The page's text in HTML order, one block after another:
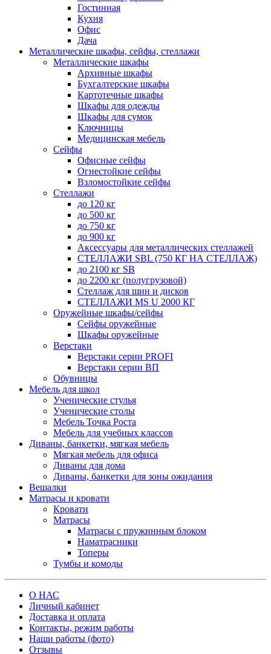
Гостинная
Кухня
Офис
Дача
Металлические шкафы, сейфы, стеллажи
Металлические шкафы
Архивные шкафы
Бухгалтерские шкафы
Картотечные шкафы
Шкафы для одежды
Шкафы для сумок
Ключницы
Медицинская мебель
Сейфы
Офисные сейфы
Огнестойкие сейфы
Взломостойкие сейфы
Стеллажи
до 120 кг
до 500 кг
до 750 кг
до 900 кг
Аксессуары для металлических стеллажей
СТЕЛЛАЖИ SBL (750 КГ НА СТЕЛЛАЖ)
до 2100 кг SB
до 2200 кг (полугрузовой)
Стеллаж для шин и дисков
СТЕЛЛАЖИ MS U 2000 КГ
Оружейные шкафы/сейфы
Сейфы оружейные
Шкафы оружейные
Верстаки
Верстаки серии PROFI
Верстаки серии ВП
Обувницы
Мебель для школ
Ученические стулья
Ученические столы
Мебель Точка Роста
Мебель для учебных классов
Диваны, банкетки, мягкая мебель
Мягкая мебель для офиса
Диваны для дома
Диваны, банкетки для зоны ожидания
Вешалки
Матрасы и кровати
Кровати
Матрасы
Матрасы с пружинным блоком
Наматрасники
Топеры
Тумбы и комоды
О НАС
Личный кабинет
Доставка и оплата
Контакты, режим работы
Наши работы (фото)
Отзывы